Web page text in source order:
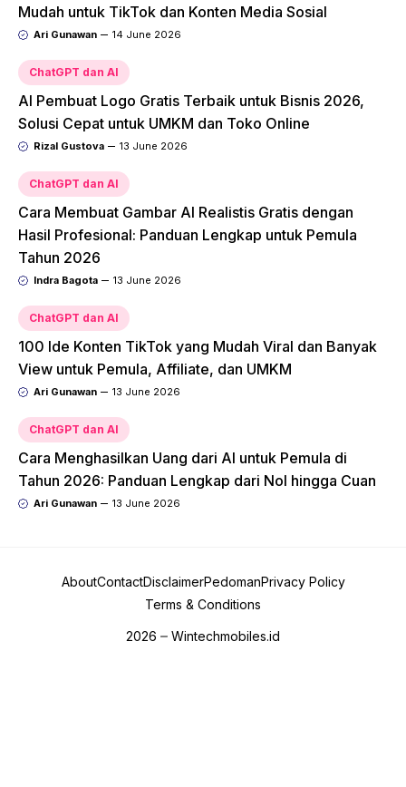
Mudah untuk TikTok dan Konten Media Sosial
Ari Gunawan 14 June 2026
ChatGPT dan AI
AI Pembuat Logo Gratis Terbaik untuk Bisnis 2026,
Solusi Cepat untuk UMKM dan Toko Online
Rizal Gustova 13 June 2026
ChatGPT dan AI
Cara Membuat Gambar AI Realistis Gratis dengan
Hasil Profesional: Panduan Lengkap untuk Pemula
Tahun 2026
Indra Bagota 13 June 2026
ChatGPT dan AI
100 Ide Konten TikTok yang Mudah Viral dan Banyak
View untuk Pemula, Affiliate, dan UMKM
Ari Gunawan 13 June 2026
ChatGPT dan AI
Cara Menghasilkan Uang dari AI untuk Pemula di
Tahun 2026: Panduan Lengkap dari Nol hingga Cuan
Ari Gunawan 13 June 2026
AboutContactDisclaimerPedomanPrivacy Policy
Terms & Conditions
2026 Wintechmobiles.id